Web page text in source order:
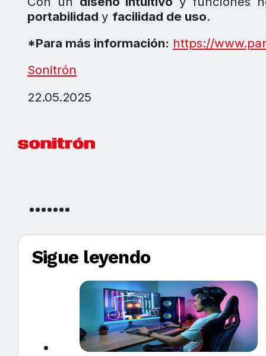
portabilidad y facilidad de uso.
*Para más información: https://
Sonitrón
22.05.2025
Sigue leyendo